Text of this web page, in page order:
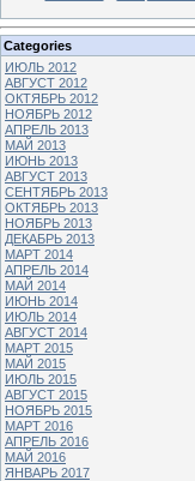
Categories
ИЮЛЬ 2012
АВГУСТ 2012
ОКТЯБРЬ 2012
НОЯБРЬ 2012
АПРЕЛЬ 2013
МАЙ 2013
ИЮНЬ 2013
АВГУСТ 2013
СЕНТЯБРЬ 2013
ОКТЯБРЬ 2013
НОЯБРЬ 2013
ДЕКАБРЬ 2013
МАРТ 2014
АПРЕЛЬ 2014
МАЙ 2014
ИЮНЬ 2014
ИЮЛЬ 2014
АВГУСТ 2014
МАРТ 2015
МАЙ 2015
ИЮЛЬ 2015
АВГУСТ 2015
НОЯБРЬ 2015
МАРТ 2016
АПРЕЛЬ 2016
МАЙ 2016
ЯНВАРЬ 2017